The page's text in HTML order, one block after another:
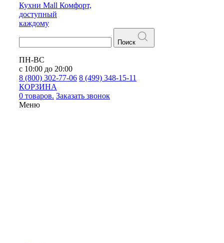
Кухни Mall Комфорт,
доступный
каждому
Поиск
ПН-ВС
с 10:00 до 20:00
8 (800) 302-77-06 8 (499) 348-15-11
КОРЗИНА
0 товаров. Заказать звонок
Меню